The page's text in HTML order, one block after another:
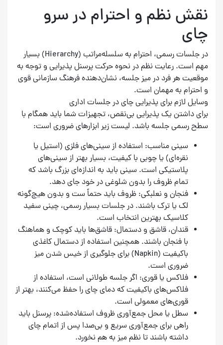
نقش نظم و احترام در سرو
چای
در جلسات رسمی، احترام به سلسله‌مراتب (Hierarchy) بسیار
مهم است. رعایت نظم در نحوه حرکت پرسنل پذیرایی و توجه به
موقعیت هر فرد در میز جلسه، نشان‌دهنده فرهنگ سازمانی قوی
و احترام به مهمان است.
وسایل لازم برای پذیرایی چای در جلسات اداری
برای داشتن یک پذیرایی بی‌نقص، تجهیزات شما باید همگام با
سطح رسمی جلسه باشد. لیست زیر ابزارهای ضروری است:
سینی مناسب: استفاده از سینی‌های فلزی (استیل یا
نقره‌ای) یا چوبی با کیفیت، بسیار بهتر از سینی‌های
پلاستیکی است. سینی باید به اندازه‌ای بزرگ باشد که
تمام ظروف را بدون شلوغی در خود جای دهد.
فنجان و نعلبکی: ظروف باید حتماً ست و بدون هیچ‌گونه
لک یا ترک باشند. در جلسات بسیار رسمی، چینی سفید
کلاسیک بهترین انتخاب است.
قندان، قاشق و دستمال: قاشق‌ها باید کوچک و هماهنگ
با فنجان باشند. همچنین استفاده از دستمال کاغذی
باکیفیت (Napkin) برای جلوگیری از خیس شدن میز
ضروری است.
فلاکس یا قوری: اگر جلسه طولانی است، استفاده از
فلاکس‌های باکیفیت که دمای چای را حفظ می‌کنند، بهتر از
قوری‌های معمولی است.
سطل یا محل جمع‌آوری ظروف استفاده‌شده: پرسنل باید
راهی برای جمع‌آوری سریع و بی‌صدا پس از اتمام چای
داشته باشند تا نظم میز به هم نخورد.